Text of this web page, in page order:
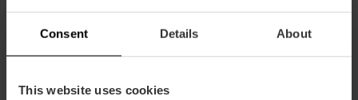
Consent Details About
This website uses cookies
Completa tu plan